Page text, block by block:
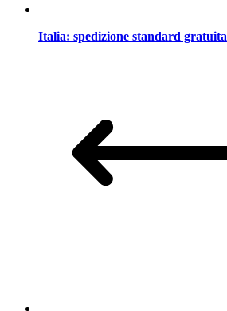
Italia: spedizione standard gratuita